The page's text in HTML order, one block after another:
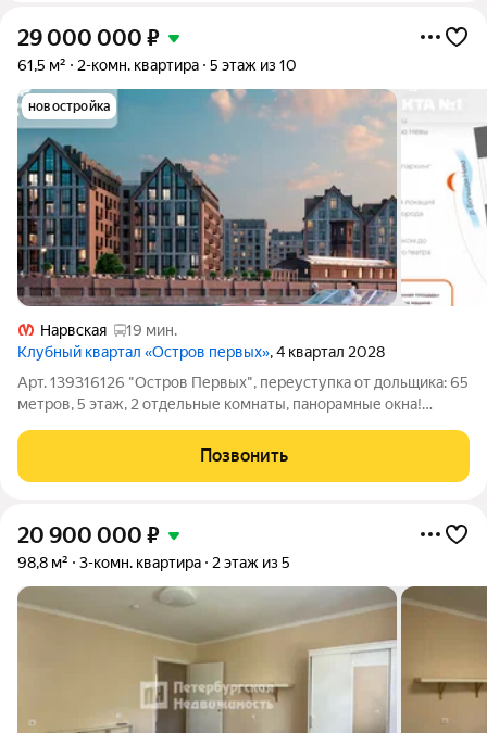
29 000 000 ₽
61,5 м² 2-комн. квартира 5 этаж из 10
новостройка
Нарвская
19 мин.
Клубный квартал «Остров первых», 4 квартал 2028
Арт. 139316126 "Остров Первых", переуступка от дольщика: 65
метров, 5 этаж, 2 отдельные комнаты, панорамные окна!
хорошая! Ваша выгода: рассрочка до конца 2028 года, сейчас
первый взнос 19
Позвонить
20 900 000 ₽
98,8 м² 3-комн. квартира 2 этаж из 5